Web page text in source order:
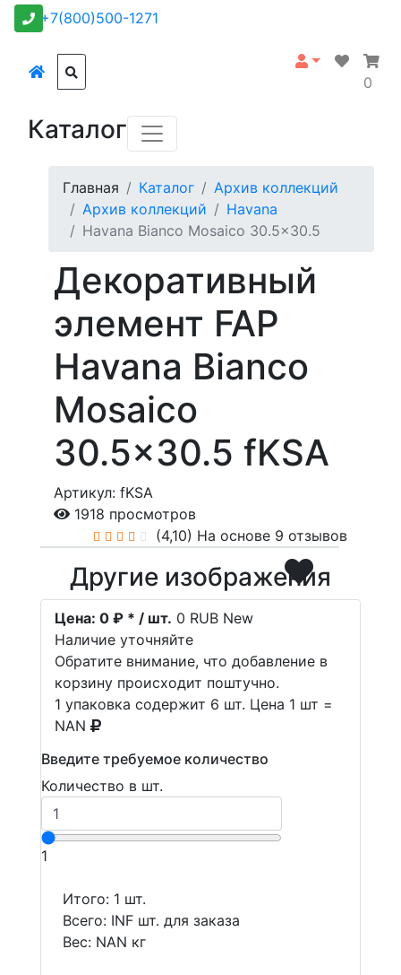
+7(800)500-1271
0
Каталог
Главная Каталог
Архив коллекций
Архив коллекций
Havana
Havana Bianco Mosaico 30.5x30.5
Декоративный
элемент FAP
Havana Bianco
Mosaico
30.5x30.5 fKSA
Артикул: fKSA
1918 просмотров
(4,10) На основе 9 отзывов
Другие изображения
Цена: 0 ₽ * / шт. 0 RUB New
Наличие уточняйте
Обратите внимание, что добавление в
корзину происходит поштучно.
1 упаковка содержит 6 шт. Цена 1 шт =
NAN
Введите требуемое количество
Количество в шт.
1
Итого: 1 шт.
Всего: INF шт. для заказа
Вес: NAN кг